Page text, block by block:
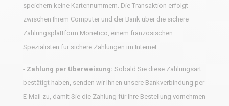
speichern keine Kartennummern. Die Transaktion erfolgt
zwischen Ihrem Computer und der Bank über die sichere
Zahlungsplattform Monetico, einem französischen
Spezialisten für sichere Zahlungen im Internet.
- Zahlung per Überweisung: Sobald Sie diese Zahlungsart
bestätigt haben, senden wir Ihnen unsere Bankverbindung per
E-Mail zu, damit Sie die Zahlung für Ihre Bestellung vornehmen